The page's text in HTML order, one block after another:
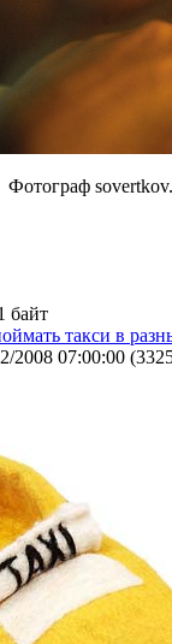
Фотограф sovertkov.
байт
такси в
2008 07:00:00 (